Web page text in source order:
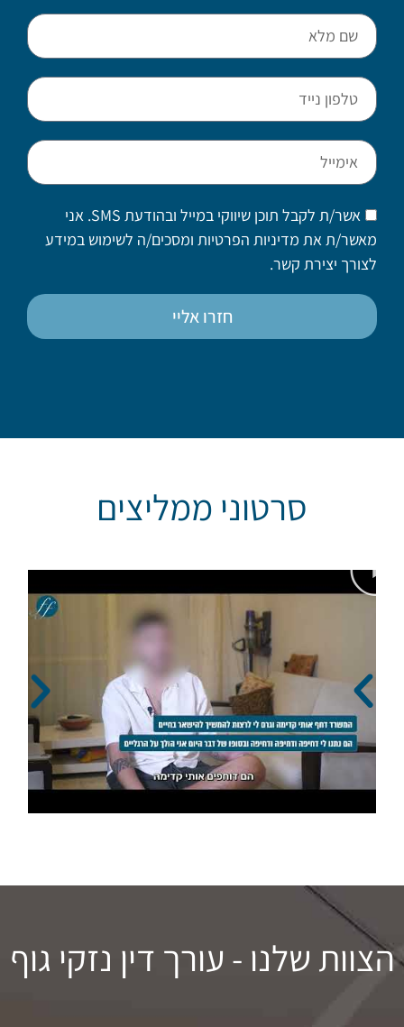
אשר/ת לקבל תוכן שיווקי במייל ובהודעת SMS. אני
מאשר/ת את מדיניות הפרטיות ומסכים/ה לשימוש במידע
לצורך יצירת קשר.
חזרו אליי
סרטוני ממליצים
הצוות שלנו - עורך דין נזקי גוף